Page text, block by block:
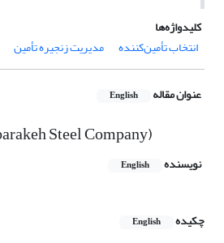
کلیدواژه‌ها
انتخاب تأمین‌کننده
مدیریت زنجیره تأمین
عنوان مقاله English
Steel Company)
نویسنده English
چکیده English